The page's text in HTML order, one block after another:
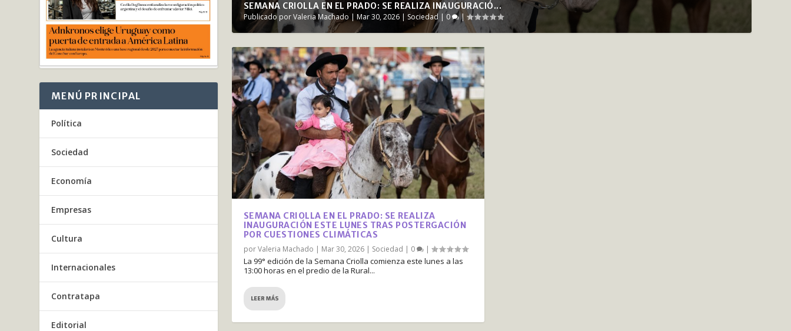
SEMANA CRIOLLA EN EL PRADO: SE REALIZA INAUGURACIÓ...
Publicado porValeria Machado | Mar 30, 2026| Sociedad |0 |
SEMANA CRIOLLA EN EL PRADO: SE REALIZA
INAUGURACIÓN ESTE LUNES TRAS POSTERGACIÓN
POR CUESTIONES CLIMÁTICAS
porValeria Machado | Mar 30, 2026| Sociedad | 0 |
La 99° edición de la Semana Criolla comienza este lunes a las
13:00 horas en el predio de la Rural...
LEER MÁS
MENÚ PRINCIPAL
Política
Sociedad
Economía
Empresas
Cultura
Internacionales
Contratapa
Editorial